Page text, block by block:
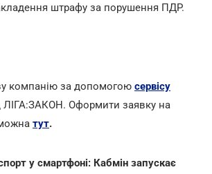
штрафу за порушення ПДР.
компанію за допомогою сервісу
ЛІГА:ЗАКОН. Оформити заявку на
тут.
у смартфоні: Кабмін запускає